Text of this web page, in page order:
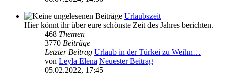
Urlaubszeit
Hier könnt ihr über eure schönste Zeit des Jahres berichten.
468 Themen
3770 Beiträge
Letzter Beitrag Urlaub in der Türkei zu Weihn…
von Leyla Elena Neuester Beitrag
05.02.2022, 17:45